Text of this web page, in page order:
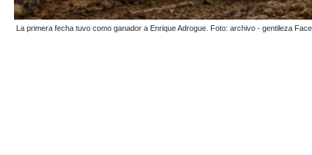
La primera fecha tuvo como ganador a Enrique Adrogue. Foto: archivo - gentileza